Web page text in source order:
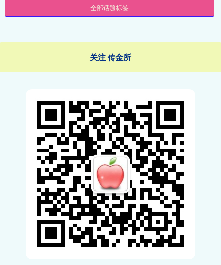
全部话题标签
关注 传金所